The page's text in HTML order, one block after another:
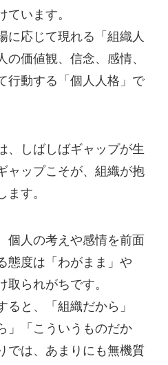
ています。
に応じて現れる「組織人
価値観、信念、感情、
行動する「個人人格」で
、しばしばギャップが生
ャップこそが、組織が抱
ます。
個人の考えや感情を前面
態度は「わがまま」や
取られがちです。
と、「組織だから」
」「こういうものだか
では、あまりにも無機質